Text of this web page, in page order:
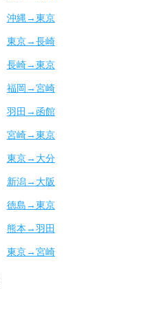
沖縄→東京
東京→長崎
長崎→東京
福岡→宮崎
羽田→函館
宮崎→東京
東京→大分
新潟→大阪
徳島→東京
熊本→羽田
東京→宮崎